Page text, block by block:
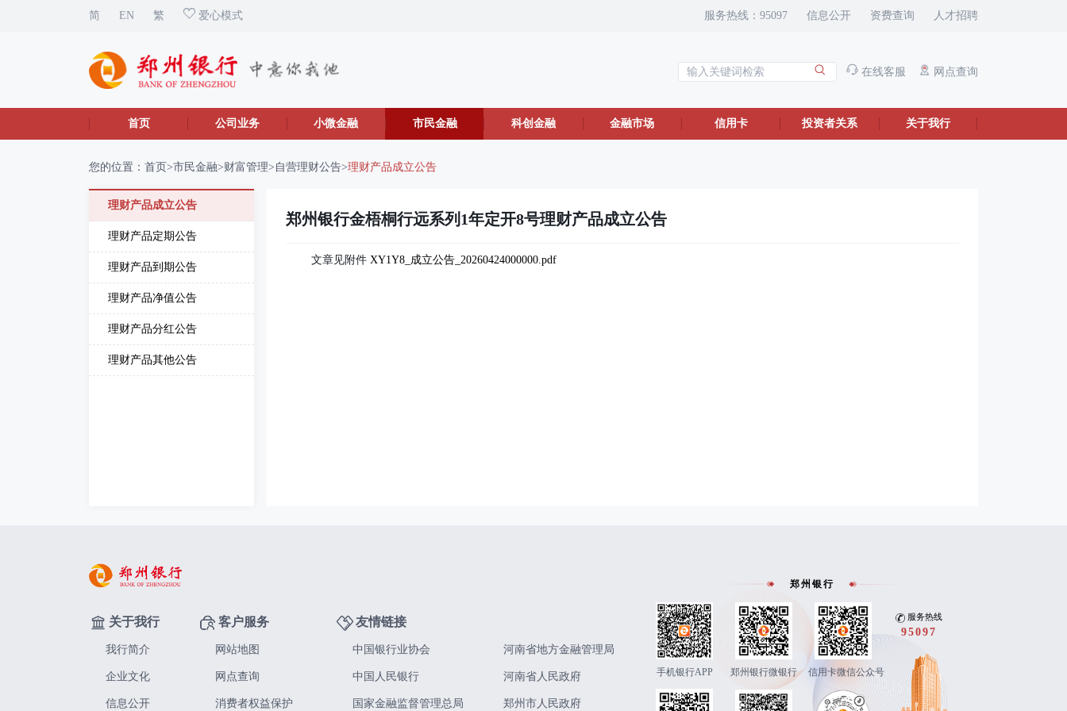
简 EN 繁 爱心模式 服务热线：95097 信息公开 资费查询 人才招聘
在线客服 网点查询
首页 公司业务 小微金融 市民金融 科创金融 金融市场 信用卡 投资者关系 关于我行
您的位置： 首页>市民金融>财富管理> 自营理财公告>理财产品成立公告
理财产品成立公告
理财产品定期公告
理财产品到期公告
理财产品净值公告
理财产品分红公告
理财产品其他公告
郑州银行金梧桐行远系列1年定开8号理财产品成立公告
文章见附件 XY1Y8_成立公告_20260424000000.pdf
关于我行
我行简介
企业文化
信息公开
客户服务
网站地图
网点查询
消费者权益保护
友情链接
中国银行业协会
中国人民银行
国家金融监督管理总局
河南省地方金融管理局
河南省人民政府
郑州市人民政府
郑州银行
手机银行APP 郑州银行微银行 信用卡微信公众号
服务热线
95097